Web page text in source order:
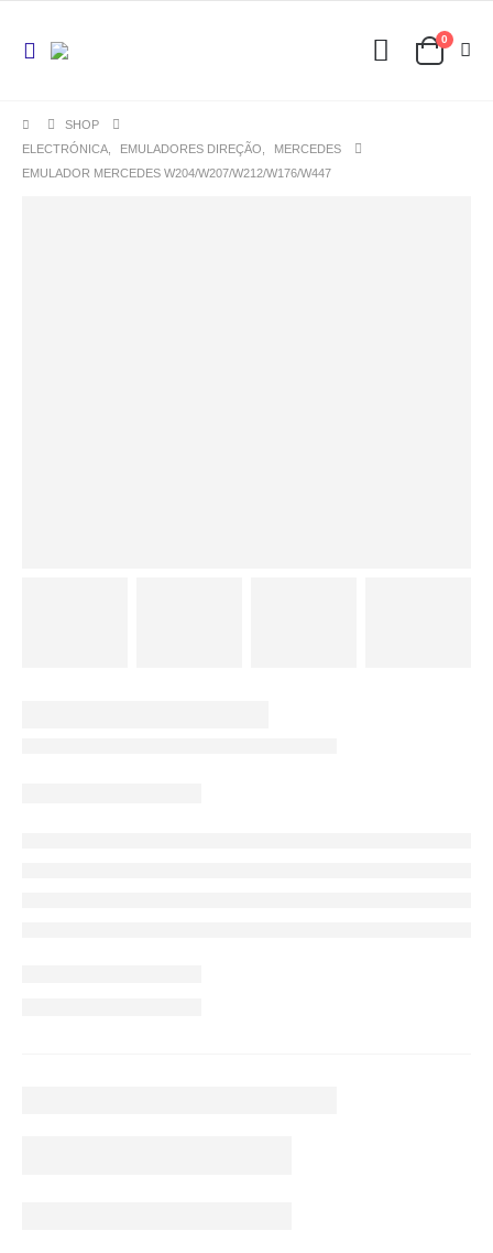
0
SHOP
ELECTRÓNICA
EMULADORES DIREÇÃO
MERCEDES
EMULADOR MERCEDES W204/W207/W212/W176/W447